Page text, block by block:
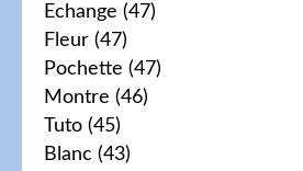
Echange (47)
Fleur (47)
Pochette (47)
Montre (46)
Tuto (45)
Blanc (43)